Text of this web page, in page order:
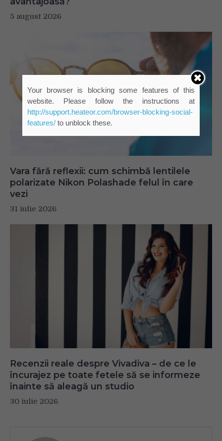
5 august 2026
Vara fără reflexii: cum schimbă lentilele
polarizate Nikon Polashade felul în care
vezi
31 iulie 2026
Recenzii reale despre Vivadiva – de ce le
încurajez pe toate fetele să se informeze
înainte să aleagă un studio
30 iulie 2026
Your browser is blocking some features of this
website. Please follow the instructions at
http://support.heateor.com/browser-blocking-social-
features/to unblock these.